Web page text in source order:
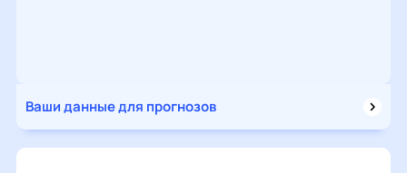
Ваши данные для прогнозов